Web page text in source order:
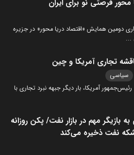
محور فرصتی نو برای ایران
دومین همایش «اقتصاد دریا محور» در جزیره
...
تجاری آمریکا و چین
سیاسی
رئیس‌جمهور آمریکا، بار دیگر جبهه نبرد تجاری با
بازیگر مهم در بازار نفت/ پکن روزانه